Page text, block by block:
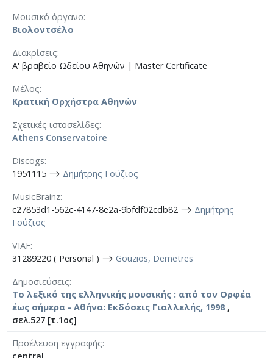
Μουσικό όργανο
Βιολοντσέλο
Διακρίσεις
Α' βραβείο Ωδείου Αθηνών | Master Certificate
Μέλος
Κρατική Ορχήστρα Αθηνών
Σχετικές ιστοσελίδες
Athens Conservatoire
Discogs
1951115 ⟶ Δημήτρης Γούζιος
MusicBrainz
c27853d1-562c-4147-8e2a-9bfdf02cdb82 ⟶ Δημήτρης
Γούζιος
VIAF
31289220 ( Personal ) ⟶ Gouzios, Dēmētrēs
Δημοσιεύσεις
Το λεξικό της ελληνικής μουσικής : από τον Ορφέα
έως σήμερα - Αθήνα: Εκδόσεις Γιαλλελής, 1998 ,
σελ.527 [τ.1ος]
Προέλευση εγγραφής
central